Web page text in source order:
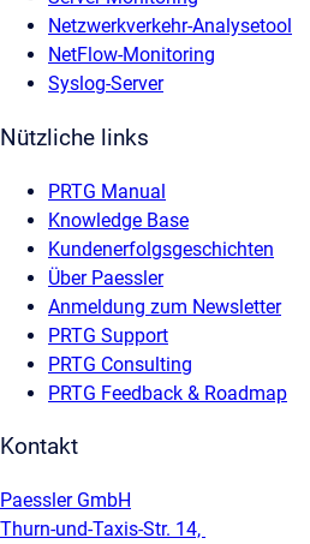
Netzwerkverkehr-Analysetool
NetFlow-Monitoring
Syslog-Server
Nützliche links
PRTG Manual
Knowledge Base
Kundenerfolgsgeschichten
Über Paessler
Anmeldung zum Newsletter
PRTG Support
PRTG Consulting
PRTG Feedback & Roadmap
Kontakt
Paessler GmbH
Thurn-und-Taxis-Str. 14,